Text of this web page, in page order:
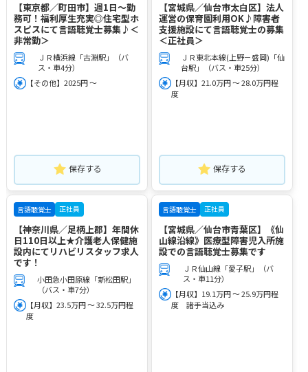
【東京都／町田市】週1日～勤
務可！福利厚生充実◎住宅型ホ
スピスにて言語聴覚士募集♪＜
非常勤＞
ＪＲ横浜線「古淵駅」（バ
ス・車4分）
【その他】2025円 ～
保存する
【宮城県／仙台市太白区】法人
運営の保育園利用OK♪障害者
支援施設にて言語聴覚士の募集
＜正社員＞
ＪＲ東北本線(上野－盛岡)「仙
台駅」（バス・車25分）
【月収】21.0万円 ～ 28.0万円程
度
保存する
言語聴覚士 正社員
【神奈川県／足柄上郡】年間休
日110日以上★介護老人保健施
設内にてリハビリスタッフ求人
です！
小田急小田原線「新松田駅」
（バス・車7分）
【月収】23.5万円 ～ 32.5万円程
度
言語聴覚士 正社員
【宮城県／仙台市青葉区】《仙
山線沿線》医療型障害児入所施
設での言語聴覚士募集です
ＪＲ仙山線「愛子駅」（バ
ス・車11分）
【月収】19.1万円 ～ 25.9万円程
度 諸手当込み